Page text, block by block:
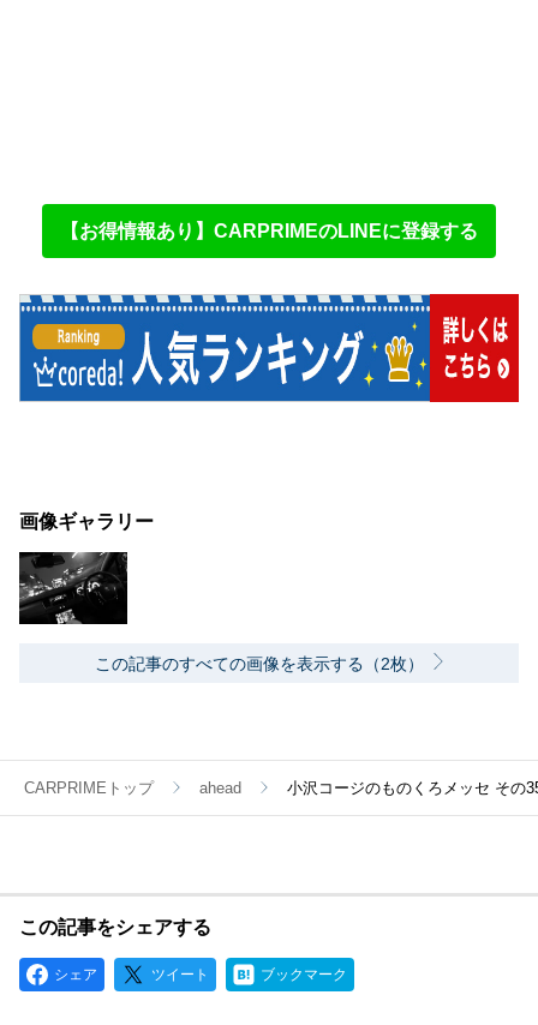
【お得情報あり】CARPRIMEのLINEに登録する
画像ギャラリー
この記事のすべての画像を表示する（2枚）
CARPRIMEトップ ahead 小沢コージのものくろメッセ その
この記事をシェアする
シェア ツイート ブックマーク